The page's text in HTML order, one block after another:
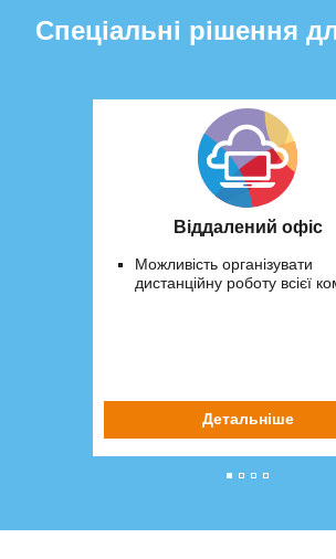
Спеціальні рішення
Віддалений офіс
Можливість організувати
дистанційну роботу всієї
Детальніше